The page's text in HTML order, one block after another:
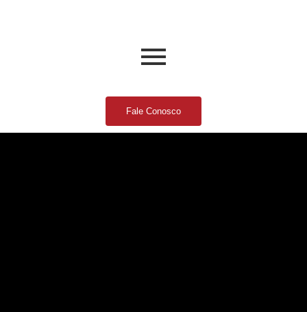
Fale Conosco